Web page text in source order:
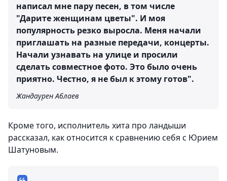
написал мне пару песен, в том числе
"Дарите женщинам цветы". И моя
популярность резко выросла. Меня начали
приглашать на разные передачи, концерты.
Начали узнавать на улице и просили
сделать совместное фото. Это было очень
приятно. Честно, я не был к этому готов".
Жандаурен Аблаев
Кроме того, исполнитель хита про ландыши
рассказал, как относится к сравнению себя с Юрием
Шатуновым.